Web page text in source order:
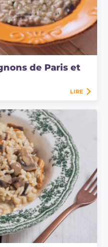
de Paris et
LIRE